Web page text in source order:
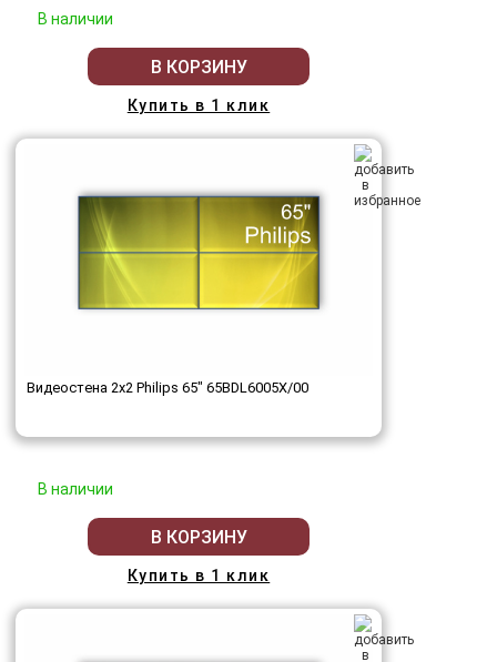
В наличии
В КОРЗИНУ
Купить в 1 клик
Видеостена 2x2 Philips 65" 65BDL6005X/00
В наличии
В КОРЗИНУ
Купить в 1 клик